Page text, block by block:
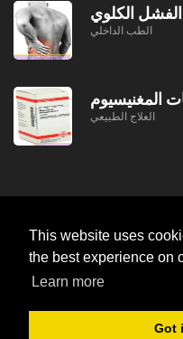
This website uses
the best experience on
Learn more
Got
الكلوي
الطب الداخلي
المغنيسيوم
العلاج الطبيعي